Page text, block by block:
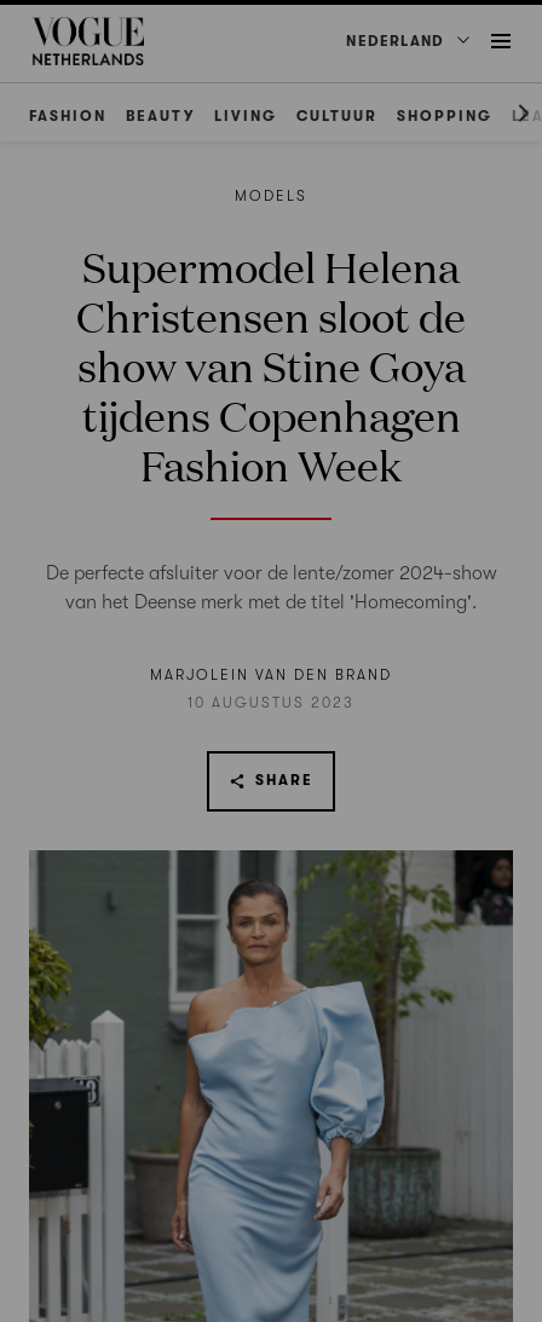
NEDERLAND
FASHION BEAUTY LIVING CULTUUR SHOPPING
MODELS
Supermodel Helena
Christensen sloot de
show van Stine Goya
tijdens Copenhagen
Fashion Week
De perfecte afsluiter voor de lente/zomer 2024-show
van het Deense merk met de titel 'Homecoming'.
MARJOLEIN VAN DEN BRAND
10 AUGUSTUS 2023
SHARE